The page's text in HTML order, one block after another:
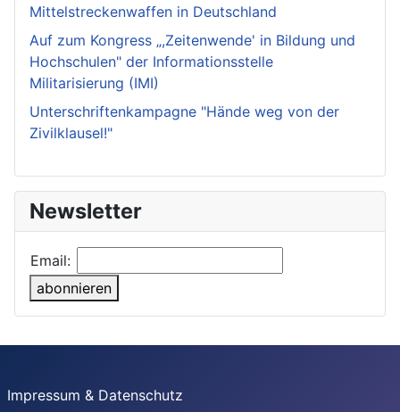
Mittelstreckenwaffen in Deutschland
Auf zum Kongress „,Zeitenwende' in Bildung und
Hochschulen" der Informationsstelle
Militarisierung (IMI)
Unterschriftenkampagne "Hände weg von der
Zivilklausel!"
Newsletter
Email:
abonnieren
Impressum & Datenschutz